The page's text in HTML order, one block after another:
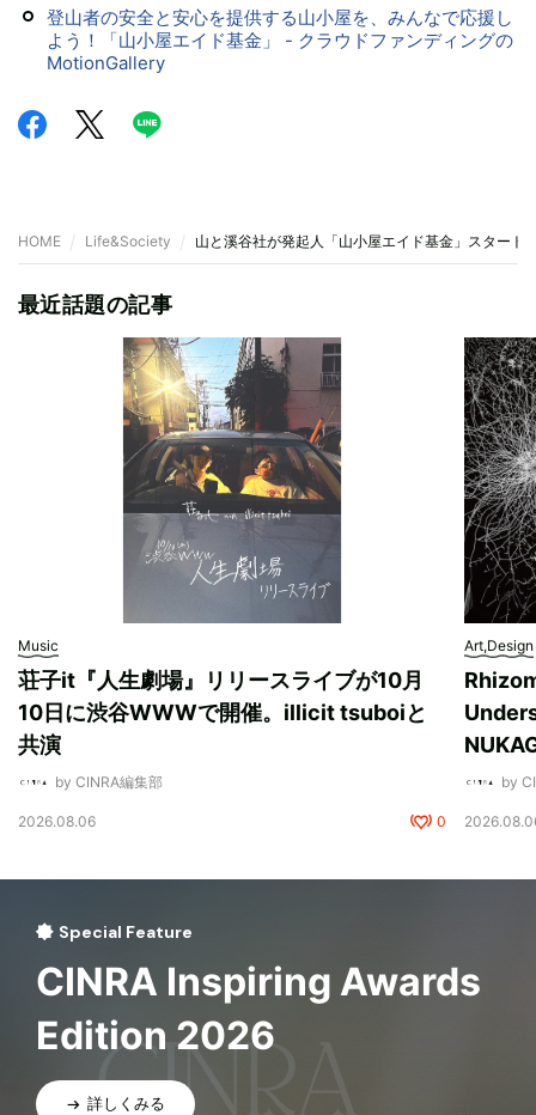
登山者の安全と安心を提供する山小屋を、みんなで応援し
よう！「山小屋エイド基金」 - クラウドファンディングの
MotionGallery
HOME Life&Society 山と溪谷社が発起人「山小屋エイド基金」スター
最近話題の記事
Music
荘子it『人生劇場』リリースライブが10月
10日に渋谷WWWで開催。illicit tsuboiと
共演
by CINRA編集部
2026.08.06 0
Art,Design
by
Special Feature
CINRA Inspiring Awards
Edition 2026
詳しくみる